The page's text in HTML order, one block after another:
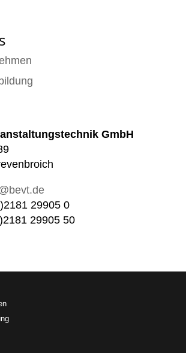
GmbH
29905 0
29905 50